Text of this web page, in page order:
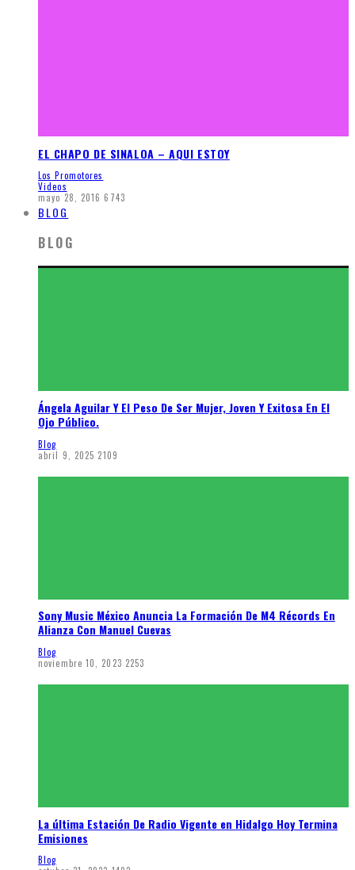
EL CHAPO DE SINALOA – AQUI ESTOY
Los Promotores
Videos
mayo 28, 2016 6743
BLOG
BLOG
Ángela Aguilar Y El Peso De Ser Mujer, Joven Y Exitosa En El
Ojo Público.
Blog
abril 9, 2025 2109
Sony Music México Anuncia La Formación De M4 Récords En
Alianza Con Manuel Cuevas
Blog
noviembre 10, 2023 2253
La última Estación De Radio Vigente en Hidalgo Hoy Termina
Emisiones
Blog